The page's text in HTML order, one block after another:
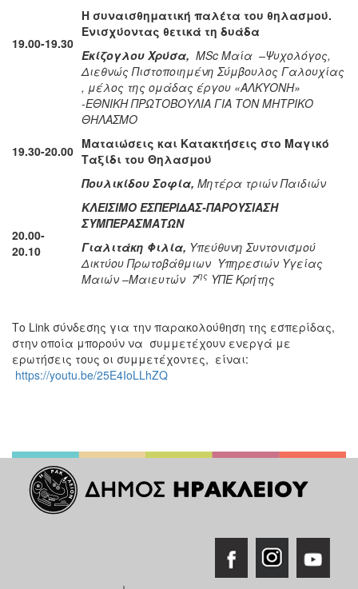
19.00-19.30
Η συναισθηματική παλέτα του θηλασμού.
Ενισχύοντας θετικά τη δυάδα
Εκίζογλου Χρύσα, MSc Μαία –Ψυχολόγος,
Διεθνώς Πιστοποιημένη Σύμβουλος Γαλουχίας
, μέλος της ομάδας έργου «ΑΛΚΥΟΝΗ»
-ΕΘΝΙΚΗ ΠΡΩΤΟΒΟΥΛΙΑ ΓΙΑ ΤΟΝ ΜΗΤΡΙΚΟ
ΘΗΛΑΣΜΟ
19.30-20.00 Ματαιώσεις και Κατακτήσεις στο Μαγικό
Ταξίδι του Θηλασμού
Πουλικίδου Σοφία, Μητέρα τριών Παιδιών
20.00-
20.10
ΚΛΕΙΣΙΜΟ ΕΣΠΕΡΙΔΑΣ-ΠΑΡΟΥΣΙΑΣΗ
ΣΥΜΠΕΡΑΣΜΑΤΩΝ
Γιαλιτάκη Φιλία, Υπεύθυνη Συντονισμού
Δικτύου Πρωτοβάθμιων Υπηρεσιών Υγείας
Μαιών –Μαιευτών 7ης ΥΠΕ Κρήτης
Το Link σύνδεσης για την παρακολούθηση της εσπερίδας,
στην οποία μπορούν να συμμετέχουν ενεργά με
ερωτήσεις τους οι συμμετέχοντες, είναι:
https://youtu.be/25E4IoLLhZQ